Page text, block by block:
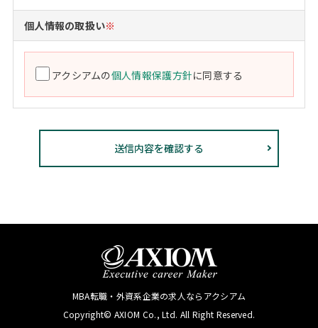
個人情報の取扱い※
アクシアムの個人情報保護方針に同意する
MBA転職・外資系企業の求人ならアクシアム
Copyright© AXIOM Co., Ltd. All Right Reserved.